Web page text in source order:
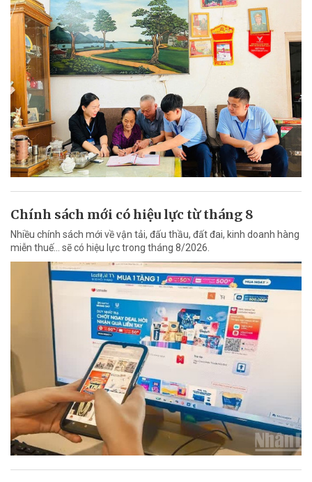
Chính sách mới có hiệu lực từ tháng 8
Nhiều chính sách mới về vận tải, đấu thầu, đất đai, kinh doanh hàng
miễn thuế... sẽ có hiệu lực trong tháng 8/2026.